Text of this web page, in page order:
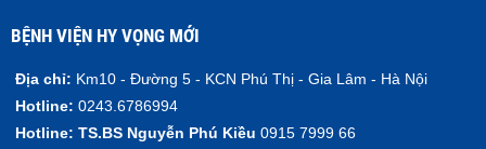
BỆNH VIỆN HY VỌNG MỚI
Địa chỉ: Km10 - Đường 5 - KCN Phú Thị - Gia Lâm - Hà Nội
Hotline: 0243.6786994
Hotline: TS.BS Nguyễn Phú Kiều 0915 7999 66